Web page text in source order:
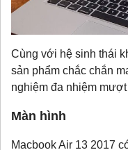
Cùng với hệ sinh thái
sản phẩm chắc chắn
nghiệm đa nhiệm mượt
Màn hình
Macbook Air 13 2017